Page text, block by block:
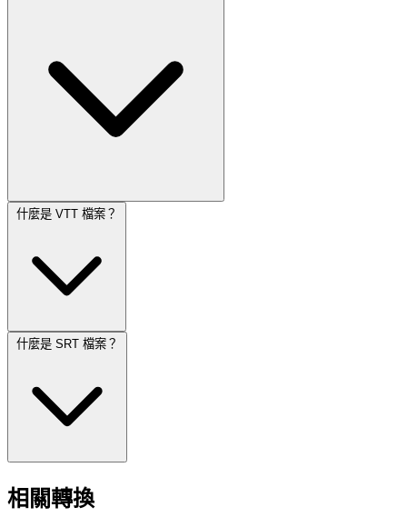
什麼是 VTT 檔案？
什麼是 SRT 檔案？
相關轉換